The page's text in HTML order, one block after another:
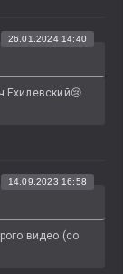
26.01.2024 14:40
Ехилевский😢
14.09.2023 16:58
видео (со